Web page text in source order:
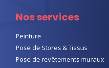
Nos services
Peinture
Pose de Stores & Tissus
Pose de revêtements muraux